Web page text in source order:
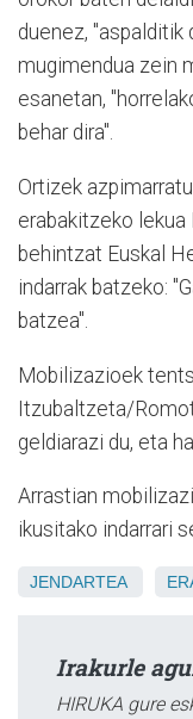
duenez, "aspalditik
mugimendua zein
esanetan,
behar dira".
Ortizek
erabakitzeko lekua
behintzat Euskal
indarrak batzeko:
batzea".
Mobilizazioek
Itzubaltzeta/
geldiarazi du, eta
Arrastian
ikusitako indarrari
JENDARTEA
Irakurle
HIRUKA gure